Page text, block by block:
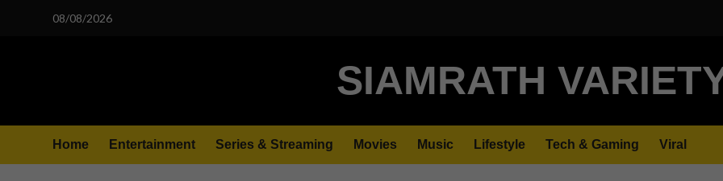
08/08/2026
SIAMRATH
Home Entertainment Series & Streaming Movies Music Lifestyle Tech & Gaming Viral